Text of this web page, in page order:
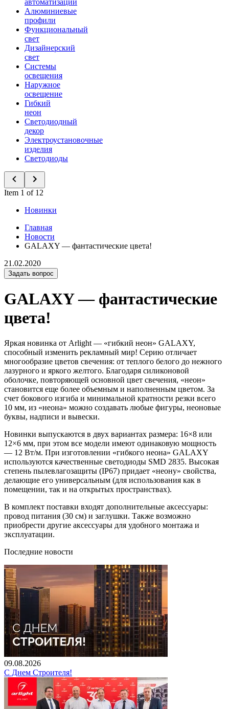
автоматизации
Алюминиевые
профили
Функциональный
свет
Дизайнерский
свет
Системы
освещения
Наружное
освещение
Гибкий
неон
Светодиодный
декор
Электроустановочные
изделия
Светодиоды
Item 1 of 12
Новинки
Главная
Новости
GALAXY — фантастические цвета!
21.02.2020
Задать вопрос
GALAXY — фантастические
цвета!
Яркая новинка от Arlight — «гибкий неон» GALAXY,
способный изменить рекламный мир! Серию отличает
многообразие цветов свечения: от теплого белого до нежного
лазурного и яркого желтого. Благодаря силиконовой
оболочке, повторяющей основной цвет свечения, «неон»
становится еще более объемным и наполненным цветом. За
счет бокового изгиба и минимальной кратности резки всего
10 мм, из «неона» можно создавать любые фигуры, неоновые
буквы, надписи и вывески.
Новинки выпускаются в двух вариантах размера: 16×8 или
12×6 мм, при этом все модели имеют одинаковую мощность
— 12 Вт/м. При изготовлении «гибкого неона» GALAXY
используются качественные светодиоды SMD 2835. Высокая
степень пылевлагозащиты (IP67) придает «неону» свойства,
делающие его универсальным (для использования как в
помещении, так и на открытых пространствах).
В комплект поставки входят дополнительные аксессуары:
провод питания (30 см) и заглушки. Также возможно
приобрести другие аксессуары для удобного монтажа и
эксплуатации.
Последние новости
09.08.2026
С Днем Строителя!